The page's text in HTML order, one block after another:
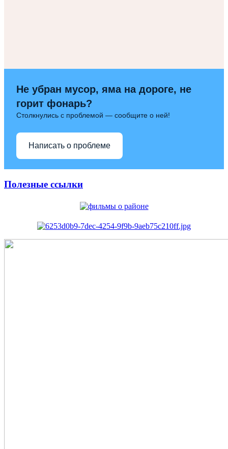
Не убран мусор, яма на дороге, не
горит фонарь?
Столкнулись с проблемой — сообщите о ней!
Написать о проблеме
Полезные ссылки